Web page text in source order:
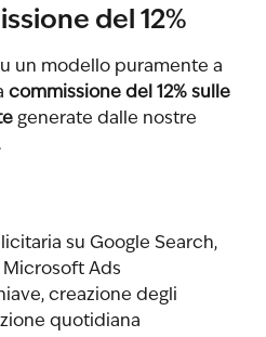
del 12%
un modello puramente a
commissione del 12% sulle
generate dalle nostre
su Google Search,
Microsoft Ads
creazione degli
quotidiana